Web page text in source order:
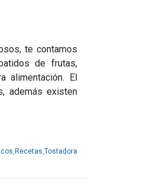
te contamos
de frutas,
alimentación. El
además existen
, Recetas,Tostadora